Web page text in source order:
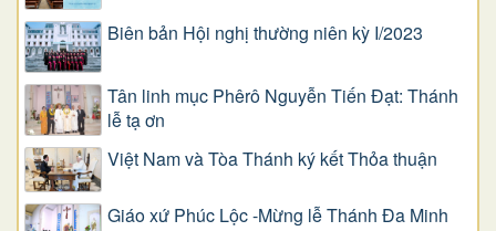
Biên bản Hội nghị thường niên kỳ I/2023
Tân linh mục Phêrô Nguyễn Tiến Đạt: Thánh
lễ tạ ơn
Việt Nam và Tòa Thánh ký kết Thỏa thuận
Giáo xứ Phúc Lộc -Mừng lễ Thánh Đa Minh